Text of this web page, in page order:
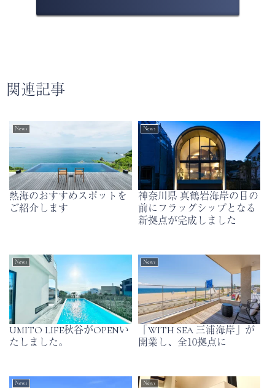
関連記事
News
熱海のおすすめスポットを
ご紹介します
News
神奈川県 真鶴岩海岸の目の
前にフラッグシップとなる
新拠点が完成しました
News
UMITO LIFE秋谷がOPENい
たしました。
News
「WITH SEA 三浦海岸」が
開業し、全10拠点に
News News